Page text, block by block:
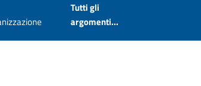
Tutti gli
argomenti...